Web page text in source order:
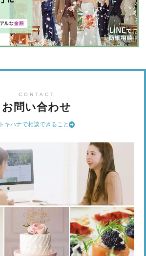
CONTACT
お問い合わせ
トキハナで相談できること